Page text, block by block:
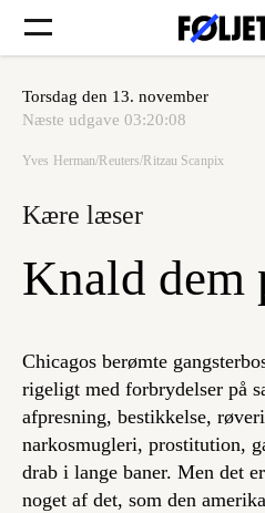
Forsider
Min side
Log ind
Torsdag den 13. november
Næste udgave 03:20:08
Yves Herman/Reuters/Ritzau Scanpix
Kære læser
Knald dem
Chicagos berømte
rigeligt med forbrydelser på
afpresning, bestikkelse,
narkosmugleri, prostitution,
drab i lange baner. Men det
noget af det, som den